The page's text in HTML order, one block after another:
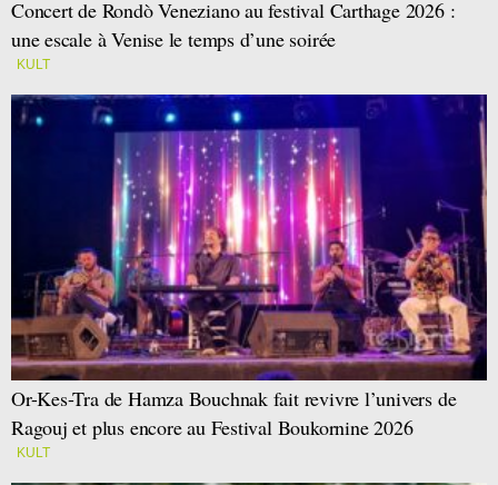
Concert de Rondò Veneziano au festival Carthage 2026 :
une escale à Venise le temps d’une soirée
KULT
Or-Kes-Tra de Hamza Bouchnak fait revivre l’univers de
Ragouj et plus encore au Festival Boukornine 2026
KULT